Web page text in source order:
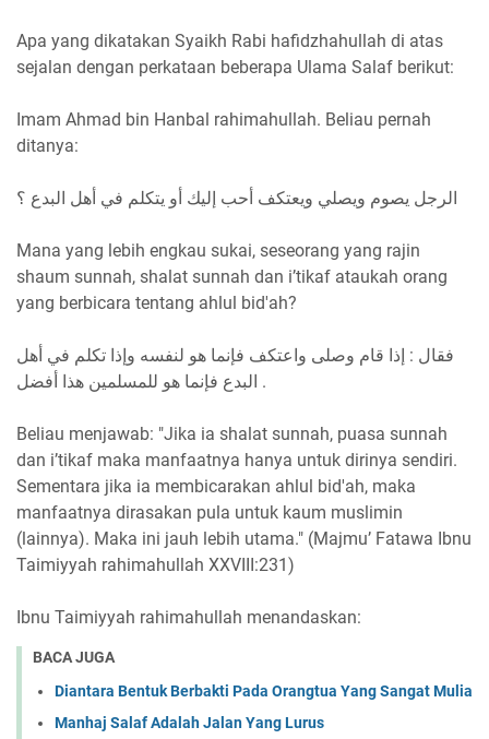
Apa yang dikatakan Syaikh Rabi hafidzhahullah di atas
sejalan dengan perkataan beberapa Ulama Salaf berikut:
Imam Ahmad bin Hanbal rahimahullah. Beliau pernah
ditanya:
الرجل يصوم ويصلي ويعتكف أحب إليك أو يتكلم في أهل البدع ؟
Mana yang lebih engkau sukai, seseorang yang rajin
shaum sunnah, shalat sunnah dan i’tikaf ataukah orang
yang berbicara tentang ahlul bid'ah?
فقال : إذا قام وصلى واعتكف فإنما هو لنفسه وإذا تكلم في أهل
البدع فإنما هو للمسلمين هذا أفضل .
Beliau menjawab: "Jika ia shalat sunnah, puasa sunnah
dan i’tikaf maka manfaatnya hanya untuk dirinya sendiri.
Sementara jika ia membicarakan ahlul bid'ah, maka
manfaatnya dirasakan pula untuk kaum muslimin
(lainnya). Maka ini jauh lebih utama." (Majmu’ Fatawa Ibnu
Taimiyyah rahimahullah XXVIII:231)
Ibnu Taimiyyah rahimahullah menandaskan:
BACA JUGA
Diantara Bentuk Berbakti Pada Orangtua Yang Sangat Mulia
Manhaj Salaf Adalah Jalan Yang Lurus